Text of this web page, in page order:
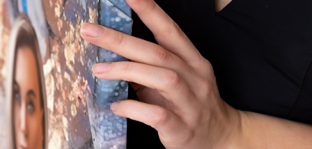
Выберите из списка: